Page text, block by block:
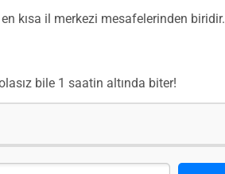
en kısa il merkezi mesafelerinden biridir.
bile 1 saatin altında biter!